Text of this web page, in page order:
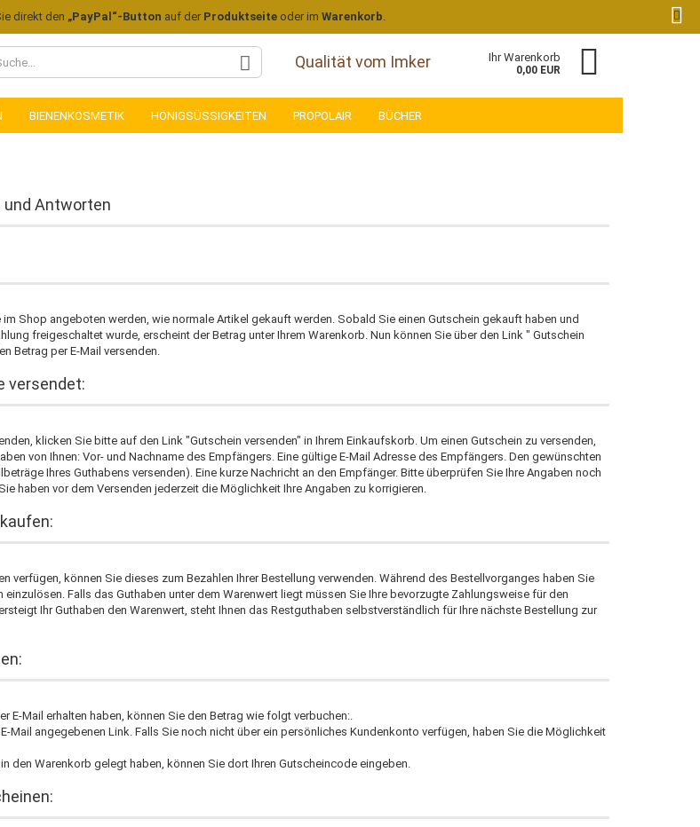
Passwort vergessen?
Qualität vom Imker Ihr Warenkorb
0,00 EUR
direkt den „PayPal“-Button auf der Produktseite oder im Warenkorb.
BIENENKOSMETIK HONIGSÜSSIGKEITEN PROPOLAIR BÜCHER
und Antworten
Shop angeboten werden, wie normale Artikel gekauft werden. Sobald Sie einen Gutschein gekauft haben und
freigeschaltet wurde, erscheint der Betrag unter Ihrem Warenkorb. Nun können Sie über den Link " Gutschein
Betrag per E-Mail versenden.
versendet:
klicken Sie bitte auf den Link "Gutschein versenden" in Ihrem Einkaufskorb. Um einen Gutschein zu versenden,
von Ihnen: Vor- und Nachname des Empfängers. Eine gültige E-Mail Adresse des Empfängers. Den gewünschten
Ihres Guthabens versenden). Eine kurze Nachricht an den Empfänger. Bitte überprüfen Sie Ihre Angaben noch
haben vor dem Versenden jederzeit die Möglichkeit Ihre Angaben zu korrigieren.
verfügen, können Sie dieses zum Bezahlen Ihrer Bestellung verwenden. Während des Bestellvorganges haben Sie
einzulösen. Falls das Guthaben unter dem Warenwert liegt müssen Sie Ihre bevorzugte Zahlungsweise für den
Ihr Guthaben den Warenwert, steht Ihnen das Restguthaben selbstverständlich für Ihre nächste Bestellung zur
E-Mail erhalten haben, können Sie den Betrag wie folgt verbuchen:.
Mail angegebenen Link. Falls Sie noch nicht über ein persönliches Kundenkonto verfügen, haben Sie die Möglichkeit
den Warenkorb gelegt haben, können Sie dort Ihren Gutscheincode eingeben.